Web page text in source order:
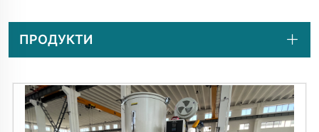
ПРОДУКТИ